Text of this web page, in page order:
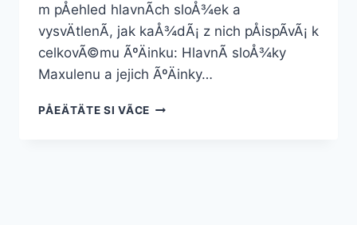
m pÅehled hlavnÃ­ch sloÅ¾ek a
vysvÄtlenÃ­, jak kaÅ¾dÃ¡ z nich pÅispÃ­vÃ¡ k
celkovÃ©mu ÃºÄinku: HlavnÃ­ sloÅ¾ky
Maxulenu a jejich ÃºÄinky…
PÅEÄTÄTE SI VÃ­CEMAXULEN